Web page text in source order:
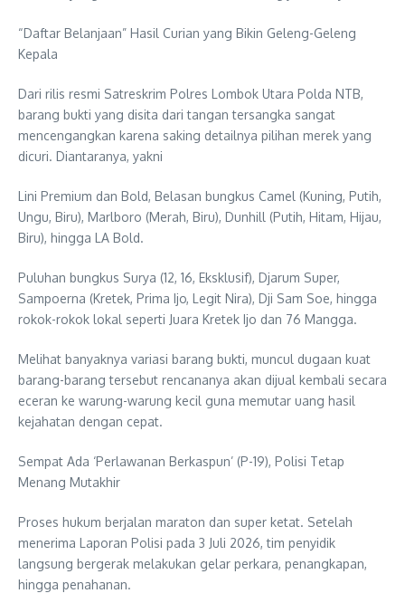
“Daftar Belanjaan” Hasil Curian yang Bikin Geleng-Geleng
Kepala
Dari rilis resmi Satreskrim Polres Lombok Utara Polda NTB,
barang bukti yang disita dari tangan tersangka sangat
mencengangkan karena saking detailnya pilihan merek yang
dicuri. Diantaranya, yakni
Lini Premium dan Bold, Belasan bungkus Camel (Kuning, Putih,
Ungu, Biru), Marlboro (Merah, Biru), Dunhill (Putih, Hitam, Hijau,
Biru), hingga LA Bold.
Puluhan bungkus Surya (12, 16, Eksklusif), Djarum Super,
Sampoerna (Kretek, Prima Ijo, Legit Nira), Dji Sam Soe, hingga
rokok-rokok lokal seperti Juara Kretek Ijo dan 76 Mangga.
Melihat banyaknya variasi barang bukti, muncul dugaan kuat
barang-barang tersebut rencananya akan dijual kembali secara
eceran ke warung-warung kecil guna memutar uang hasil
kejahatan dengan cepat.
Sempat Ada ‘Perlawanan Berkaspun’ (P-19), Polisi Tetap
Menang Mutakhir
Proses hukum berjalan maraton dan super ketat. Setelah
menerima Laporan Polisi pada 3 Juli 2026, tim penyidik
langsung bergerak melakukan gelar perkara, penangkapan,
hingga penahanan.